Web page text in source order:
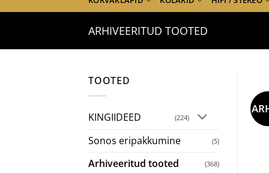
ARHIVEERITUD TOOTED
TOOTED
KINGIIDEED (224)
Sonos eripakkumine (5)
Arhiveeritud tooted (368)